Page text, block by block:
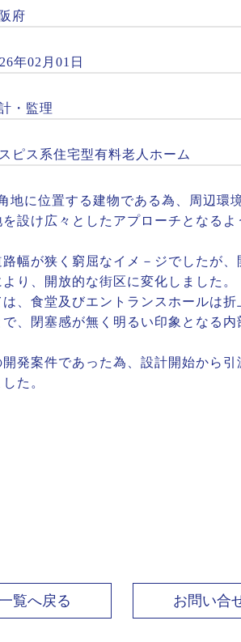
府
年02月01日
・監理
ピス系住宅型有料老人ホーム
地に位置する建物である為、周辺環
設け広々としたアプローチとなるよ
幅が狭く窮屈なイメ－ジでしたが、
り、開放的な街区に変化しました。
、食堂及びエントランスホールは折
、閉塞感が無く明るい印象となる内
発案件であった為、設計開始から
た。
覧へ戻る お問い合